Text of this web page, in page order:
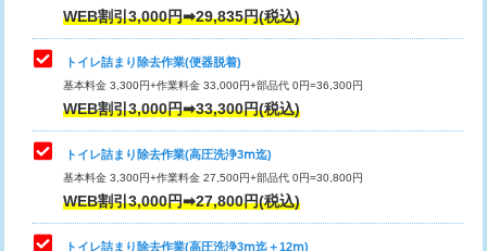
WEB割引3,000円➡29,835円(税込)
トイレ詰まり除去作業(便器脱着)
基本料金 3,300円+作業料金 33,000円+部品代 0円=36,300円
WEB割引3,000円➡33,300円(税込)
トイレ詰まり除去作業(高圧洗浄3ⅿ迄)
基本料金 3,300円+作業料金 27,500円+部品代 0円=30,800円
WEB割引3,000円➡27,800円(税込)
トイレ詰まり除去作業(高圧洗浄3ⅿ迄＋12ⅿ)